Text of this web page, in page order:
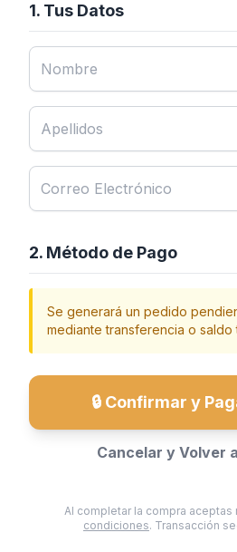
1. Tus Datos
2. Método de Pago
Se generará un pedido
mediante transferencia o saldo
🔒 Confirmar y
Cancelar y Volver
Al completar la compra aceptas
condiciones. Transacción